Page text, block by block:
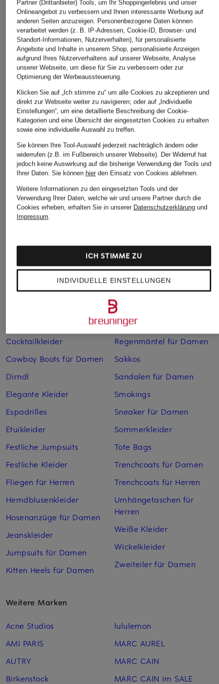
LACOSTE
Blouson
CHF 149
Ursprünglich:CHF 239
ARKET
Jacke
CHF 90
Ursprünglich:CHF 189
odlo
Overshirt
TRANSITION
Wenden
CHF 129
Ursprünglich:CHF 189
Weitere Kategorien
Bademäntel für Herren
Bikinis für Damen
Cocktailkleider
Cowboy Boots für Damen
Dirndl
Elegante Kleider
Espadrilles
Etuikleider
Festliche Jumpsuits
Festliche Kleider
Fliegen für Herren
Hemdblusenkleider
Hosenanzüge für Damen
Jeanskleider
Jumpsuits für Damen
Kitten Heels für Damen
Lederjacken für Damen
Lederjacken für Herren
Leinenhosen für Herren
Leinenkleider
Maxikleider
Regenmäntel für Damen
Sakkos
Sandalen für Damen
Smokings
Sneaker für Damen
Sommerkleider
Tote Bags
Trenchcoats für Damen
Trenchcoats für Herren
Umhängetaschen für
Herren
Weiße Kleider
Wickelkleider
Zweiteiler für Damen
Weitere Marken
Acne Studios
AMI PARIS
AUTRY
Birkenstock
lululemon
MARC AUREL
MARC CAIN
MARC CAIN im SALE
Partner (Drittanbieter) Tools, um Ihr Shoppingerlebnis und unser
Onlineangebot zu verbessern und Ihnen interessante Werbung auf
anderen Seiten anzuzeigen. Personenbezogene Daten können
verarbeitet werden (z. B. IP-Adressen, Cookie-ID, Browser- und
Standort-Informationen, Nutzerverhalten), für personalisierte
Angebote und Inhalte in unserem Shop, personalisierte Anzeigen
aufgrund Ihres Nutzerverhaltens auf unserer Webseite, Analyse
unserer Webseite, um diese für Sie zu verbessern oder zur
Optimierung der Werbeaussteuerung.
Klicken Sie auf „Ich stimme zu“ um alle Cookies zu akzeptieren und
direkt zur Webseite weiter zu navigieren; oder auf „Individuelle
Einstellungen“, um eine detaillierte Beschreibung der Cookie-
Kategorien und eine Übersicht der eingesetzten Cookies zu erhalten
sowie eine individuelle Auswahl zu treffen.
Sie können Ihre Tool-Auswahl jederzeit nachträglich ändern oder
widerrufen (z.B. im Fußbereich unserer Webseite). Der Widerruf hat
jedoch keine Auswirkung auf die bisherige Verwendung der Tools und
Ihrer Daten. Sie können hierden Einsatz von Cookies ablehnen.
Weitere Informationen zu den eingesetzten Tools und der
Verwendung Ihrer Daten, welche wir und unsere Partner durch die
Cookies erheben, erhalten Sie in unserer Datenschutzerklärungund
Impressum.
INDIVIDUELLE EINSTELLUNGEN
ICH STIMME ZU